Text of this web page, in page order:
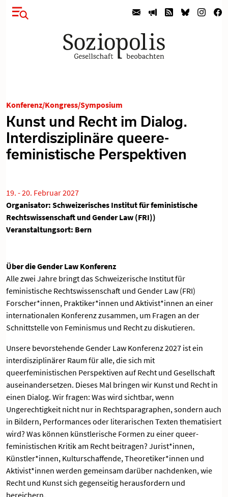
Konferenz/Kongress/Symposium
Kunst und Recht im Dialog.
Interdisziplinäre queere-
feministische Perspektiven
19. - 20. Februar 2027
Organisator: Schweizerisches Institut für feministische
Rechtswissenschaft und Gender Law (FRI))
Veranstaltungsort: Bern
Über die Gender Law Konferenz
Alle zwei Jahre bringt das Schweizerische Institut für
feministische Rechtswissenschaft und Gender Law (FRI)
Forscher*innen, Praktiker*innen und Aktivist*innen an einer
internationalen Konferenz zusammen, um Fragen an der
Schnittstelle von Feminismus und Recht zu diskutieren.
Unsere bevorstehende Gender Law Konferenz 2027 ist ein
interdisziplinärer Raum für alle, die sich mit
queerfeministischen Perspektiven auf Recht und Gesellschaft
auseinandersetzen. Dieses Mal bringen wir Kunst und Recht in
einen Dialog. Wir fragen: Was wird sichtbar, wenn
Ungerechtigkeit nicht nur in Rechtsparagraphen, sondern auch
in Bildern, Performances oder literarischen Texten thematisiert
wird? Was können künstlerische Formen zu einer queer-
feministischen Kritik am Recht beitragen? Jurist*innen,
Künstler*innen, Kulturschaffende, Theoretiker*innen und
Aktivist*innen werden gemeinsam darüber nachdenken, wie
Recht und Kunst sich gegenseitig herausfordern und
bereichern.